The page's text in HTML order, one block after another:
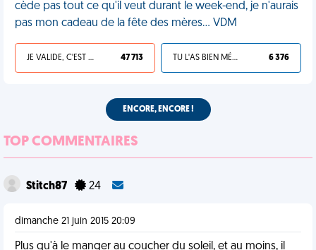
cède pas tout ce qu'il veut durant le week-end, je n'aurais
pas mon cadeau de la fête des mères... VDM
JE VALIDE, C'EST UNE VDM 47 713 TU L'AS BIEN MÉRITÉ 6 376
ENCORE, ENCORE !
TOP COMMENTAIRES
Stitch87 24
dimanche 21 juin 2015 20:09
Plus qu'à le manger au coucher du soleil, et au moins, il